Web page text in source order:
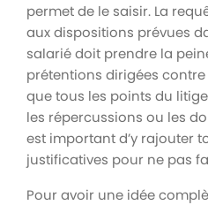
permet de le saisir. La
aux dispositions prévues
salarié doit prendre la
prétentions dirigées
que tous les points du
les répercussions ou les
est important d’y rajouter
justificatives pour ne pas
Pour avoir une idée